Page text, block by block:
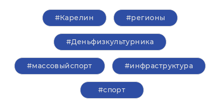
#Карелин #регионы
#Деньфизкультурника
#массовыйспорт #инфраструктура
#спорт